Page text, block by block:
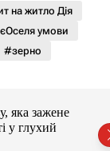
м
к
а
ь
о
на житло Дія
умови
#зерно
яка зажене
у глухий